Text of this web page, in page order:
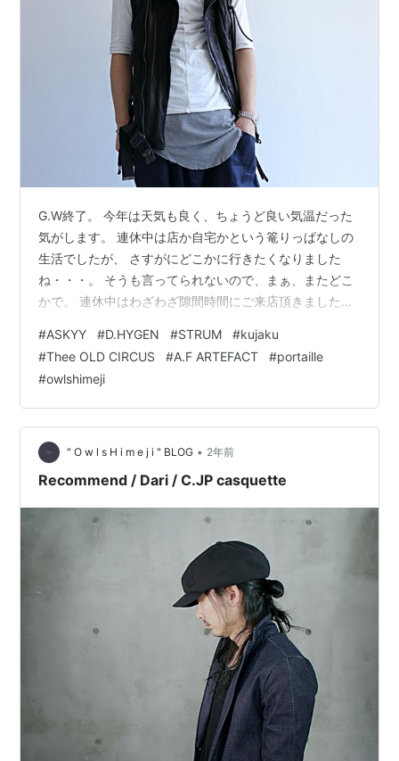
G.W終了。 今年は天気も良く、ちょうど良い気温だった
気がします。 連休中は店か自宅かという篭りっぱなしの
生活でしたが、 さすがにどこかに行きたくなりました
ね・・・。 そうも言ってられないので、まぁ、またどこ
かで。 連休中はわざわざ隙間時間にご来店頂きましたお
でお越しになられる予定の方もいらっしゃいましたが、
あいにくの大雨で断念。 また天気のいい日にお願いしま
す。 (それまでにバイクも復活しているといいです
が・・・) さて、24SSの入荷も落ち着いてきたので、 こ
の春に入荷したアイテムを中心に改めてスタイリングを
考え、 動画にアップしてみ…
#ASKYY #D.HYGEN #STRUM #kujaku
#Thee OLD CIRCUS #A.F ARTEFACT #portaille
#owlshimeji
" O w l s H i m e j i " BLOG • 2年前
Recommend / Dari / C.JP casquette